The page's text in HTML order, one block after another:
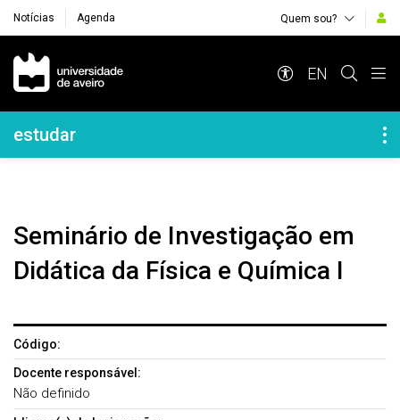
Notícias Agenda Quem sou?
Navegação Principal
EN
Navegação Lateral
estudar
Seminário de Investigação em
Didática da Física e Química I
Código:
Docente responsável:
Não definido